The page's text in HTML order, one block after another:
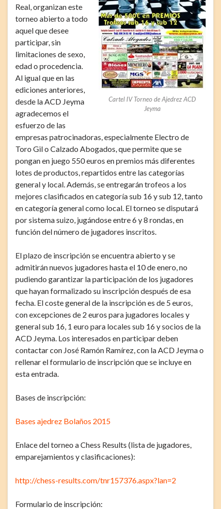
Cartel IV Torneo de Ajedrez ACD
Jeyma
Real, organizan este
torneo abierto a todo
aquel que desee
participar, sin
limitaciones de sexo,
edad o procedencia.
Al igual que en las
ediciones anteriores,
desde la ACD Jeyma
agradecemos el
esfuerzo de las
empresas patrocinadoras, especialmente Electro de
Toro Gil o Calzado Abogados, que permite que se
pongan en juego 550 euros en premios más diferentes
lotes de productos, repartidos entre las categorías
general y local. Además, se entregarán trofeos a los
mejores clasificados en categoría sub 16 y sub 12, tanto
en categoría general como local. El torneo se disputará
por sistema suizo, jugándose entre 6 y 8 rondas, en
función del número de jugadores inscritos.
El plazo de inscripción se encuentra abierto y se
admitirán nuevos jugadores hasta el 10 de enero, no
pudiendo garantizar la participación de los jugadores
que hayan formalizado su inscripción después de esa
fecha. El coste general de la inscripción es de 5 euros,
con excepciones de 2 euros para jugadores locales y
general sub 16, 1 euro para locales sub 16 y socios de la
ACD Jeyma. Los interesados en participar deben
contactar con José Ramón Ramírez, con la ACD Jeyma o
rellenar el formulario de inscripción que se incluye en
esta entrada.
Bases de inscripción:
Bases ajedrez Bolaños 2015
Enlace del torneo a Chess Results (lista de jugadores,
emparejamientos y clasificaciones):
http://chess-results.com/tnr157376.aspx?lan=2
Formulario de inscripción: